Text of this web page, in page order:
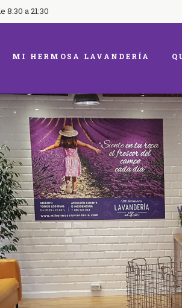
8:30 a 21:30
MI HERMOSA LAVANDERÍA